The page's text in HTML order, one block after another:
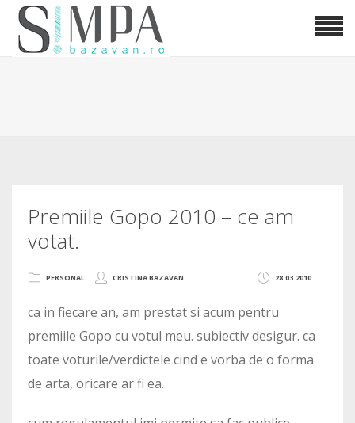
Premiile Gopo 2010 – ce am
votat.
28.03.2010
PERSONAL CRISTINA BAZAVAN
ca in fiecare an, am prestat si acum pentru
premiile Gopo cu votul meu. subiectiv desigur. ca
toate voturile/verdictele cind e vorba de o forma
de arta, oricare ar fi ea.